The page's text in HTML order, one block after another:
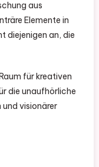
aus
Elemente in
diejenigen an, die
für kreativen
die unaufhörliche
visionärer